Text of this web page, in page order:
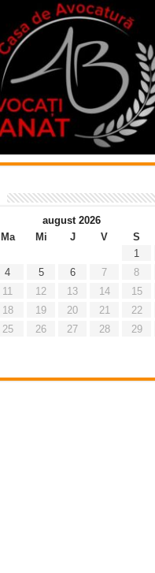
august 2026
Ma Mi J V S
1
4 5 6 7 8
11 12 13 14 15
18 19 20 21 22
25 26 27 28 29